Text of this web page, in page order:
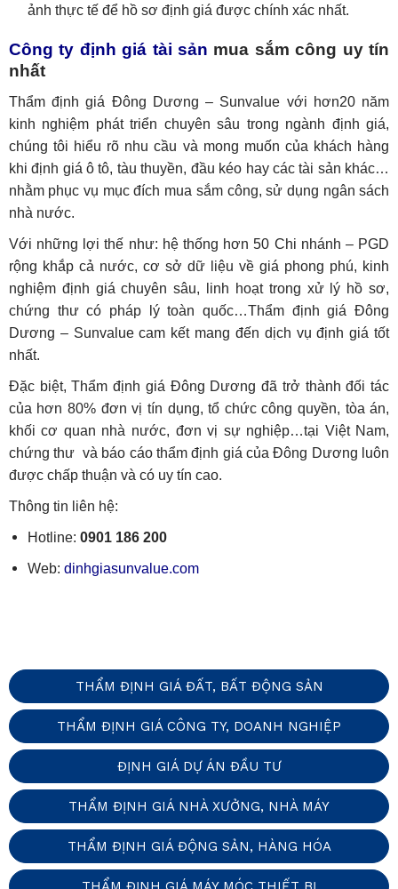
ảnh thực tế để hồ sơ định giá được chính xác nhất.
Công ty định giá tài sản mua sắm công uy tín
nhất
Thẩm định giá Đông Dương – Sunvalue với hơn20 năm
kinh nghiệm phát triển chuyên sâu trong ngành định giá,
chúng tôi hiểu rõ nhu cầu và mong muốn của khách hàng
khi định giá ô tô, tàu thuyền, đầu kéo hay các tài sản khác…
nhằm phục vụ mục đích mua sắm công, sử dụng ngân sách
nhà nước.
Với những lợi thế như: hệ thống hơn 50 Chi nhánh – PGD
rộng khắp cả nước, cơ sở dữ liệu về giá phong phú, kinh
nghiệm định giá chuyên sâu, linh hoạt trong xử lý hồ sơ,
chứng thư có pháp lý toàn quốc…Thẩm định giá Đông
Dương – Sunvalue cam kết mang đến dịch vụ định giá tốt
nhất.
Đặc biệt, Thẩm định giá Đông Dương đã trở thành đối tác
của hơn 80% đơn vị tín dụng, tổ chức công quyền, tòa án,
khối cơ quan nhà nước, đơn vị sự nghiệp…tại Việt Nam,
chứng thư và báo cáo thẩm định giá của Đông Dương luôn
được chấp thuận và có uy tín cao.
Thông tin liên hệ:
Hotline: 0901 186 200
Web: dinhgiasunvalue.com
THẨM ĐỊNH GIÁ ĐẤT, BẤT ĐỘNG SẢN
THẨM ĐỊNH GIÁ CÔNG TY, DOANH NGHIỆP
ĐỊNH GIÁ DỰ ÁN ĐẦU TƯ
THẨM ĐỊNH GIÁ NHÀ XƯỞNG, NHÀ MÁY
THẨM ĐỊNH GIÁ ĐỘNG SẢN, HÀNG HÓA